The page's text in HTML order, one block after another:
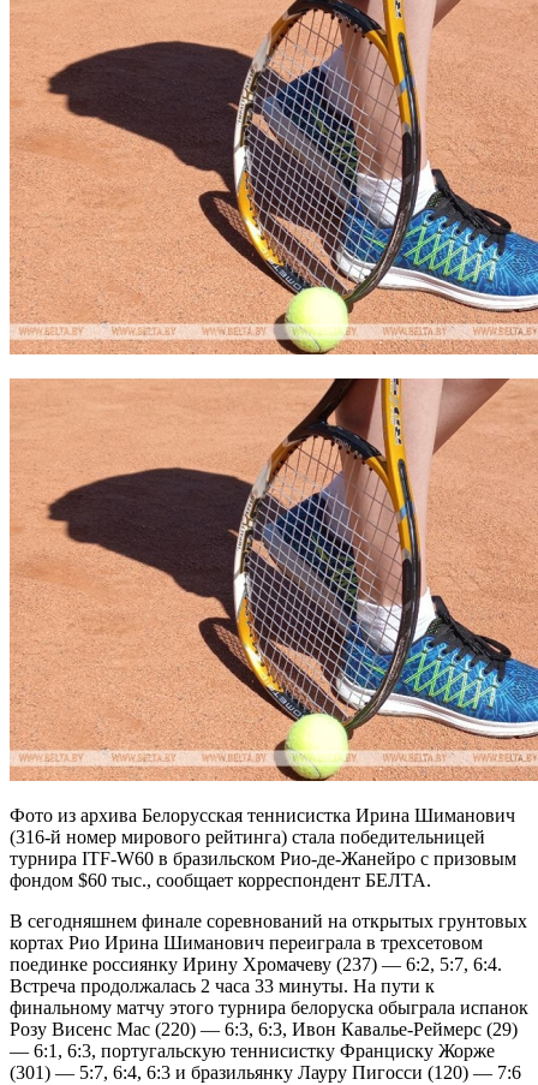
Фото из архива Белорусская теннисистка Ирина Шиманович
(316-й номер мирового рейтинга) стала победительницей
турнира ITF-W60 в бразильском Рио-де-Жанейро с призовым
фондом $60 тыс., сообщает корреспондент БЕЛТА.
В сегодняшнем финале соревнований на открытых грунтовых
кортах Рио Ирина Шиманович переиграла в трехсетовом
поединке россиянку Ирину Хромачеву (237) — 6:2, 5:7, 6:4.
Встреча продолжалась 2 часа 33 минуты. На пути к
финальному матчу этого турнира белоруска обыграла испанок
Розу Висенс Мас (220) — 6:3, 6:3, Ивон Кавалье-Реймерс (29)
— 6:1, 6:3, португальскую теннисистку Франциску Жорже
(301) — 5:7, 6:4, 6:3 и бразильянку Лауру Пигосси (120) — 7:6